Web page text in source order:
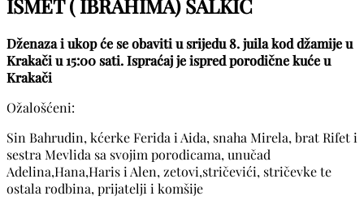
ISMET ( IBRAHIMA) SALKIĆ
Dženaza i ukop će se obaviti u srijedu 8. juila kod džamije u
Krakači u 15:00 sati. Ispraćaj je ispred porodične kuće u
Krakači
Ožalošćeni:
Sin Bahrudin, kćerke Ferida i Aida, snaha Mirela, brat Rifet i
sestra Mevlida sa svojim porodicama, unučad
Adelina,Hana,Haris i Alen, zetovi,stričevići, stričevke te
ostala rodbina, prijatelji i komšije